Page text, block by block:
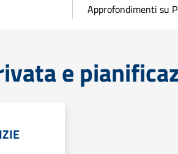
Approfondimenti su
e